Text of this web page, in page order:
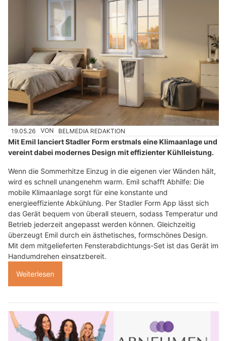
19.05.26 VON BELMEDIA REDAKTION
Mit Emil lanciert Stadler Form erstmals eine Klimaanlage und
vereint dabei modernes Design mit effizienter Kühlleistung.
Wenn die Sommerhitze Einzug in die eigenen vier Wänden hält,
wird es schnell unangenehm warm. Emil schafft Abhilfe: Die
mobile Klimaanlage sorgt für eine konstante und
energieeffiziente Abkühlung. Per Stadler Form App lässt sich
das Gerät bequem von überall steuern, sodass Temperatur und
Betrieb jederzeit angepasst werden können. Gleichzeitig
überzeugt Emil durch ein ästhetisches, formschönes Design.
Mit dem mitgelieferten Fensterabdichtungs-Set ist das Gerät im
Handumdrehen einsatzbereit.
Weiterlesen